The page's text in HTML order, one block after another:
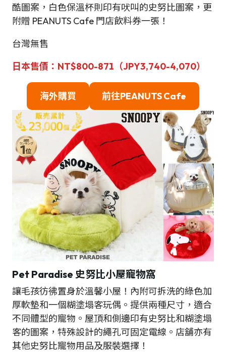
酷圖案，白色保溫杯則印有吠叫的史努比圖案，更
附贈 PEANUTS Cafe 門店飲料券一張！
台灣無售
日本售價：NT$800-871（JPY3,740-4,070）
海外購買 前往PEANUTS Cafe
Pet Paradise 史努比小屋寵物窩
讓毛孩彷彿置身於溫馨小屋！內附可拆洗的綠色加
厚軟墊和一個糊塗塌客玩偶。提供兩種尺寸，適合
不同體型的寵物。屋頂和側邊印有史努比和糊塗塌
客的圖案，特殊設計的繩孔可固定電線。店舖亦有
其他史努比寵物用品及服裝選擇！